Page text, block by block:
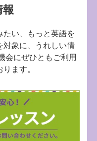
報
たい、もっと英語を
対象に、うれしい情
会にぜひともご利用
ます。